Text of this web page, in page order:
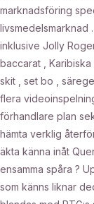
marknadsföring
livsmedelsmarknad
inklusive Jolly
baccarat , Karibiska
skit , set bo ,
flera
förhandlare plan
hämta verklig
äkta känna inåt
ensamma spåra ?
som känns liknar